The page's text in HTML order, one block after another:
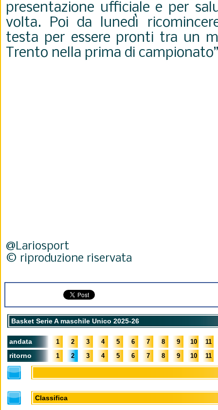
presentazione ufficiale e per
volta. Poi da lunedì
testa per essere pronti tra un
Trento nella prima di
@Lariosport
© riproduzione riservata
Basket Serie A maschile Unico 2025-26
andata 1 2 3 4 5 6 7 8 9 10 11
ritorno 1 2 3 4 5 6 7 8 9 10 11
Classifica